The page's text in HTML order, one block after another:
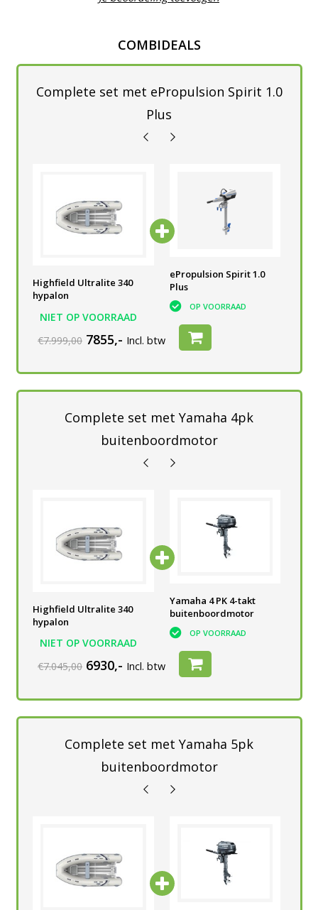
COMBIDEALS
Complete set met ePropulsion Spirit 1.0
Plus
Highfield Ultralite 340
hypalon
NIET OP VOORRAAD
Plus
ePropulsion Spirit 1.0
Plus
OP VOORRAAD
€7.999,00 7855,- Incl. btw
Complete set met Yamaha 4pk
buitenboordmotor
Highfield Ultralite 340
hypalon
NIET OP VOORRAAD
buitenboordmotor
Yamaha 4 PK 4-takt
buitenboordmotor
OP VOORRAAD
€7.045,00 6930,- Incl. btw
Complete set met Yamaha 5pk
buitenboordmotor